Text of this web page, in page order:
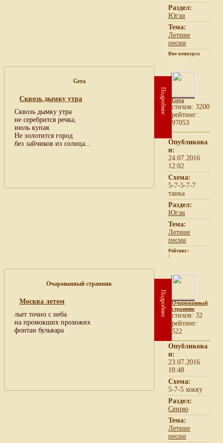
Раздел:
Югэн
Тема:
Летние
песни
Вне конкурса
Gera
Сквозь дымку утра
Сквозь дымку утра
не серебрится речка,
июль купая.
Не золотится город
без зайчиков из солнца...
Подробнее Gera
cтихов: 3200
рейтинг:
97053
Опубликова
н:
24.07.2016
12:02
Схема:
5-7-5-7-7
танка
Раздел:
Югэн
Тема:
Летние
песни
Рейтинг:
/
Очарованный странник
Москва летом
льет точно с неба
на промокших прохожих
фонтан бульвара
Подробнее
Очарованный
странник
cтихов: 32
рейтинг:
522
Опубликова
н:
23.07.2016
18:48
Схема:
5-7-5 хокку
Раздел:
Сенрю
Тема:
Летние
песни